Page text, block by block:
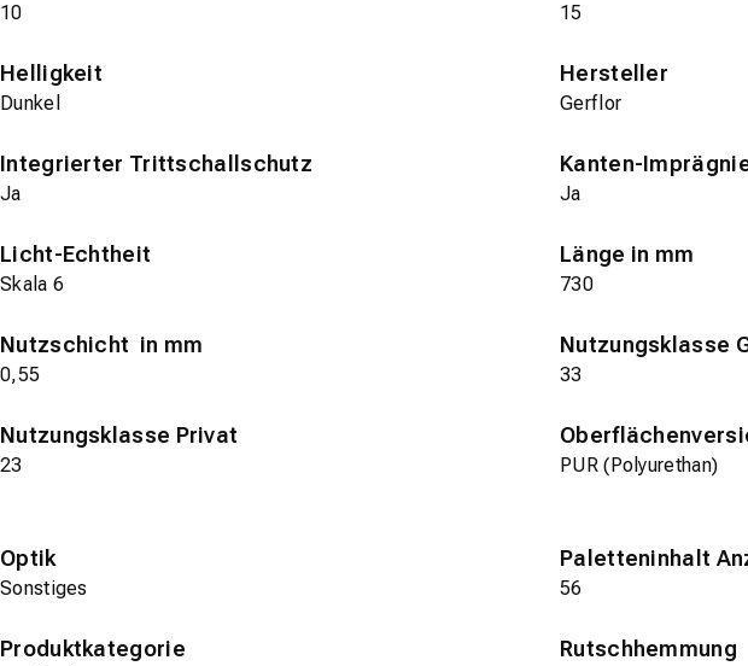
10 15
Helligkeit
Dunkel
Hersteller
Gerflor
Integrierter Trittschallschutz
Ja
Kanten-
Ja
Licht-Echtheit
Skala 6
Länge in mm
730
Nutzschicht in mm
0,55
Nutzungsklasse
33
Nutzungsklasse Privat
23 PUR (Polyurethan)
Optik
Sonstiges
Paletteninhalt
56
Produktkategorie Rutschhemmung